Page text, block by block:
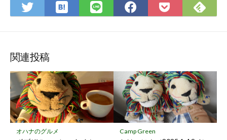
Twitter
で
ア
は
て
マ
ー
ク
に
保
LINE
で
Facebook
で
Pocket
に
で
関連投稿
オハナのグルメ Camp Green